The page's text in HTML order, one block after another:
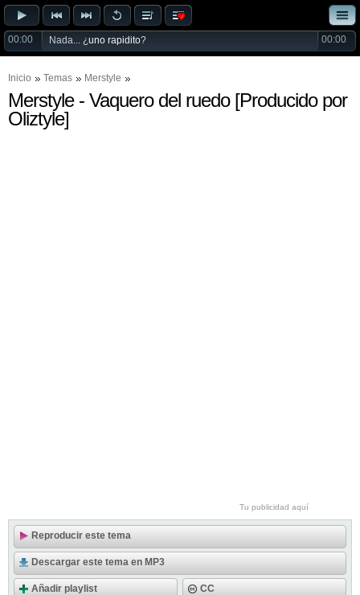
00:00 Nada... ¿uno rapidito? 00:00
Inicio Temas Merstyle
Merstyle - Vaquero del ruedo [Producido por
Oliztyle]
Tu publicidad aquí
Reproducir este tema
Descargar este tema en MP3
Añadir playlist CC